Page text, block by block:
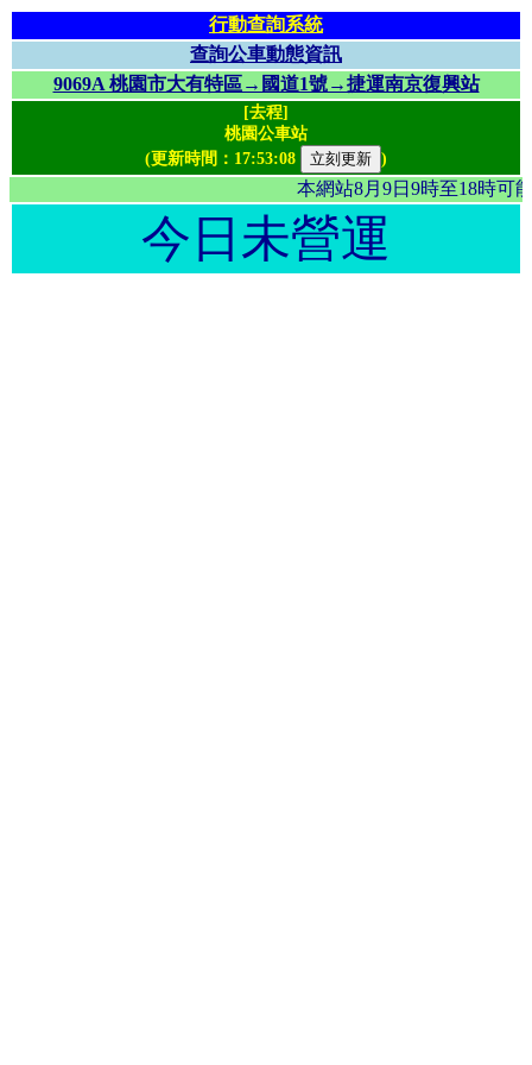
行動查詢系統
查詢公車動態資訊
9069A 桃園市大有特區→國道1號→捷運南京復興站
[去程]
桃園公車站
(更新時間： 17:53:08 )
本網站8月9日9時至18
今日未營運